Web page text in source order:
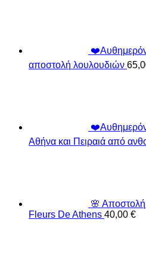
αποστολή λουλουδιών
Αθήνα και Πειραιά από
🌸 Αποστολή
Fleurs De Athens 40,00 €